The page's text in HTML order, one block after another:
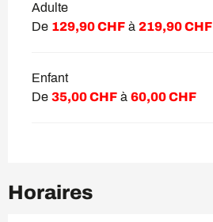
Adulte
De 129,90 CHF à 219,90 CHF
Enfant
De 35,00 CHF à 60,00 CHF
Horaires